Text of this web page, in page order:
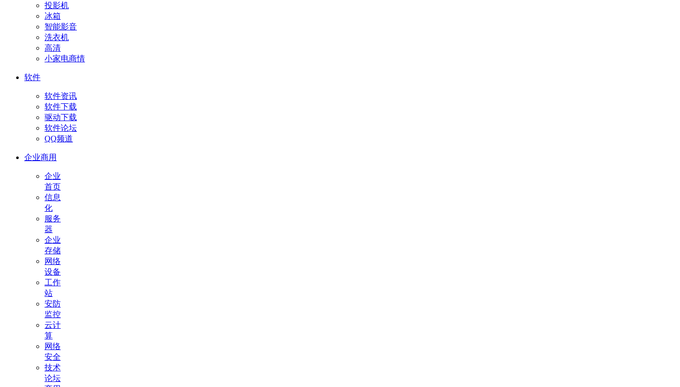
投影机
冰箱
智能影音
洗衣机
高清
小家电商情
软件
软件资讯
软件下载
驱动下载
软件论坛
QQ频道
企业商用
企业
首页
信息
化
服务
器
企业
存储
网络
设备
工作
站
安防
监控
云计
算
网络
安全
技术
论坛